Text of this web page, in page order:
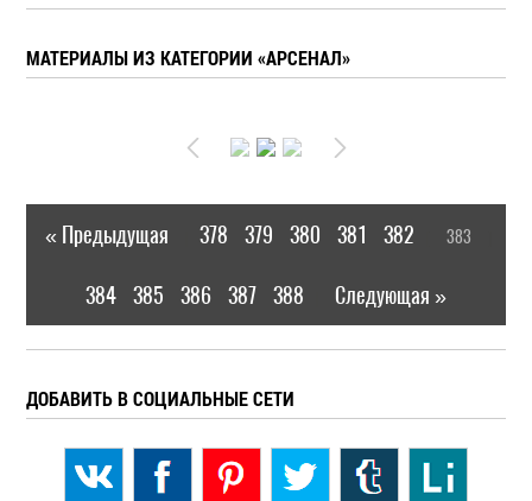
МАТЕРИАЛЫ ИЗ КАТЕГОРИИ «АРСЕНАЛ»
« Предыдущая 378 379 380 381 382 383
384 385 386 387 388 Следующая »
ДОБАВИТЬ В СОЦИАЛЬНЫЕ СЕТИ